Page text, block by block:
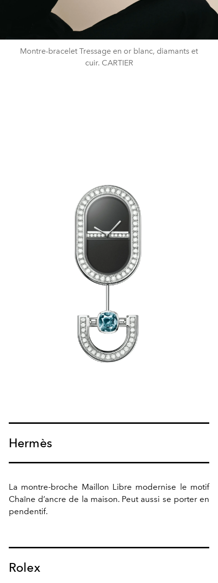
Montre-bracelet Tressage en or blanc, diamants et
cuir. CARTIER
Hermès
La montre-broche Maillon Libre modernise le motif
Chaîne d’ancre de la maison. Peut aussi se porter en
pendentif.
Rolex